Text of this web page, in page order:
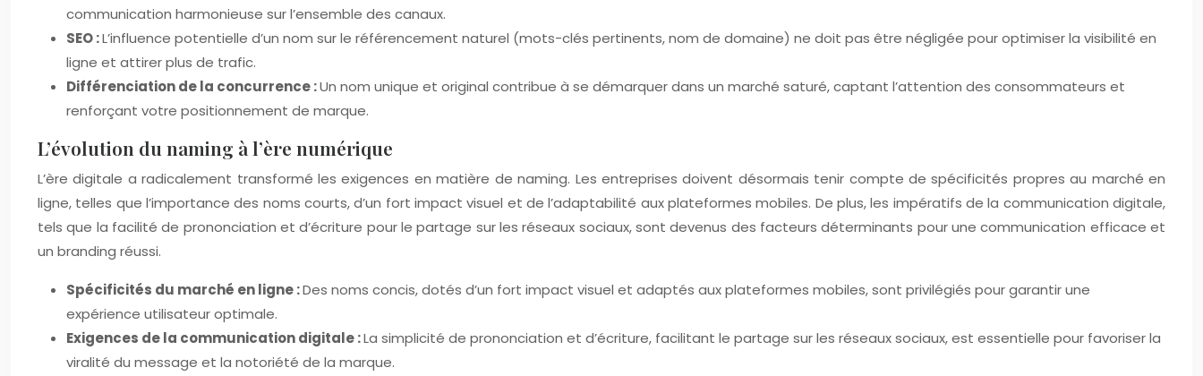
communication harmonieuse sur l’ensemble des canaux.
SEO :L’influence potentielle d’un nom sur le référencement naturel (mots-clés pertinents, nom de domaine) ne doit pas être négligée pour optimiser la visibilité en
ligne et attirer plus de trafic.
Différenciation de la concurrence :Un nom unique et original contribue à se démarquer dans un marché saturé, captant l’attention des consommateurs et
renforçant votre positionnement de marque.
L’évolution du naming à l’ère numérique
L’ère digitale a radicalement transformé les exigences en matière de naming. Les entreprises doivent désormais tenir compte de spécificités propres au marché en
ligne, telles que l’importance des noms courts, d’un fort impact visuel et de l’adaptabilité aux plateformes mobiles. De plus, les impératifs de la communication digitale,
tels que la facilité de prononciation et d’écriture pour le partage sur les réseaux sociaux, sont devenus des facteurs déterminants pour une communication efficace et
un branding réussi.
Spécificités du marché en ligne :Des noms concis, dotés d’un fort impact visuel et adaptés aux plateformes mobiles, sont privilégiés pour garantir une
expérience utilisateur optimale.
Exigences de la communication digitale :La simplicité de prononciation et d’écriture, facilitant le partage sur les réseaux sociaux, est essentielle pour favoriser la
viralité du message et la notoriété de la marque.